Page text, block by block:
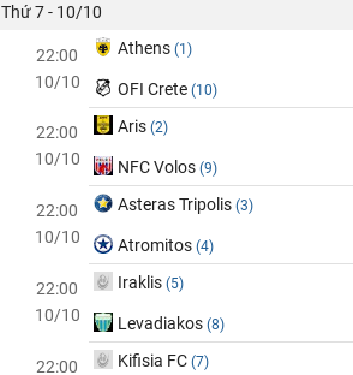
Thứ 7 - 10/10
22:00
10/10
Athens (1)
OFI Crete (10)
22:00
10/10
Aris (2)
NFC Volos (9)
22:00
10/10
Asteras Tripolis (3)
Atromitos (4)
22:00
10/10
Iraklis (5)
Levadiakos (8)
22:00 Kifisia FC (7)